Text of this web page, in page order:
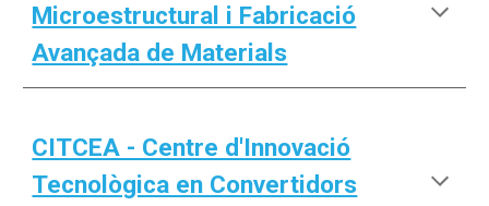
Microestructural i Fabricació
Avançada de Materials
CITCEA - Centre d'Innovació
Tecnològica en Convertidors